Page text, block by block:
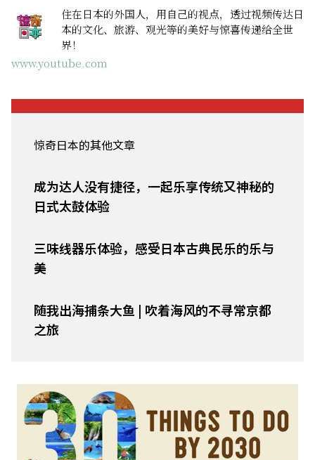
住在日本的外国人，用自己的视点，透过视频传达日
本的文化、旅游、观光等的美好与惊喜传递给全世
界！
www.youtube.com
惊奇日本的其他文章
成为达人没有捷径，一起乐享传统又神秘的
日式太鼓体验
三味线器乐体验，感受日本古典民乐的乐与
美
随我出海捕条大鱼 | 吹着海风的不寻常京都
之旅